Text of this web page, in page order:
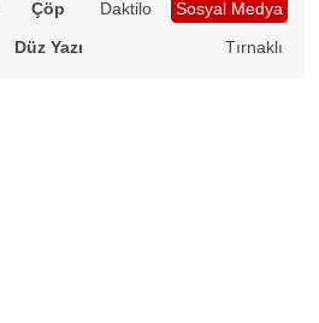
Çöp Daktilo
Sosyal Medya
Düz Yazı Tırnaklı